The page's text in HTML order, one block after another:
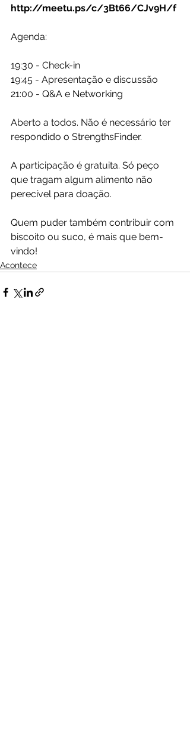
http://meetu.ps/c/3Bt66/CJv9H/f
Agenda:
19:30 - Check-in
19:45 - Apresentação e discussão
21:00 - Q&A e Networking
Aberto a todos. Não é necessário ter
respondido o StrengthsFinder.
A participação é gratuita. Só peço
que tragam algum alimento não
perecível para doação.
Quem puder também contribuir com
biscoito ou suco, é mais que bem-
vindo!
Acontece